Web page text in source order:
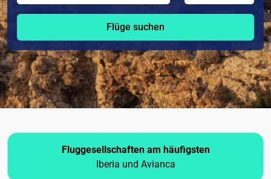
Flüge suchen
Fluggesellschaften am häufigsten
Iberia und Avianca